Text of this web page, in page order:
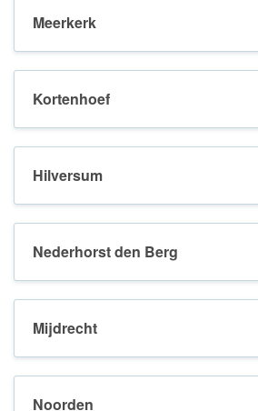
Meerkerk
Kortenhoef
Hilversum
Nederhorst den Berg
Mijdrecht
Noorden